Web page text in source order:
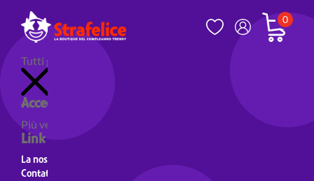
0
Tutti gli articoli
Accedi al tuo account
Più venduti Nuovi prodotti
Link utili
La nostra storia
Contatti